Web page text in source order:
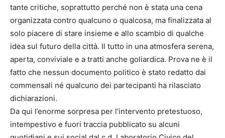
tante critiche, soprattutto perché non è stata una cena
organizzata contro qualcuno o qualcosa, ma finalizzata al
solo piacere di stare insieme e allo scambio di qualche
idea sul futuro della città. Il tutto in una atmosfera serena,
aperta, conviviale e a tratti anche goliardica. Prova ne è il
fatto che nessun documento politico è stato redatto dai
commensali né qualcuno dei partecipanti ha rilasciato
dichiarazioni.
Da qui l’enorme sorpresa per l’intervento pretestuoso,
intempestivo e fuori traccia pubblicato su alcuni